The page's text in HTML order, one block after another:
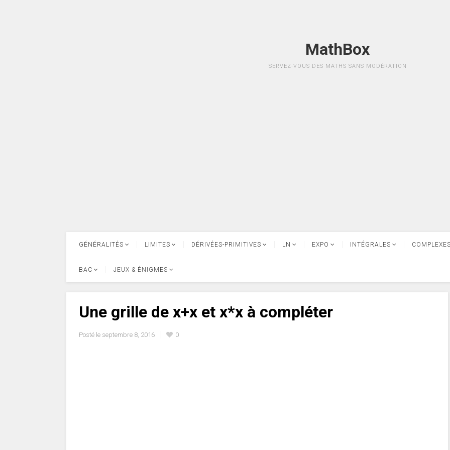
MathBox
SERVEZ-VOUS DES MATHS SANS MODÉRATION
GÉNÉRALITÉS LIMITES DÉRIVÉES-PRIMITIVES LN EXPO INTÉGRALES COMPLEXES
BAC JEUX & ÉNIGMES
Une grille de x+x et x*x à compléter
Posté le septembre 8, 2016 0